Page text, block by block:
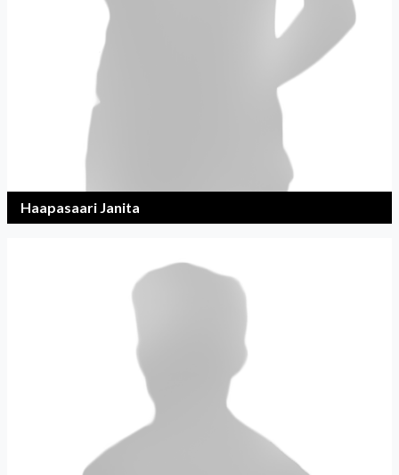
Haapasaari Janita